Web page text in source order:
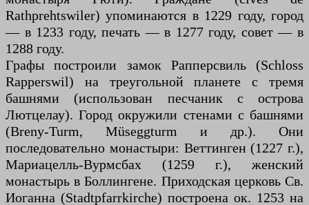
Rathprehtswiler) упоминаются в 1229 году, город
— в 1233 году, печать — в 1277 году, совет — в
1288 году.
Графы построили замок Рапперсвиль (Schloss
Rapperswil) на треугольной планете с тремя
башнями (использован песчаник с острова
Лютцелау). Город окружили стенами с башнями
(Breny-Turm, Müseggturm и др.). Они
последовательно монастыри: Веттинген (1227 г.),
Мариацелль-Вурмсбах (1259 г.), женский
монастырь в Боллингене. Приходская церковь Св.
Иоганна (Stadtpfarrkirche) построена ок. 1253 на